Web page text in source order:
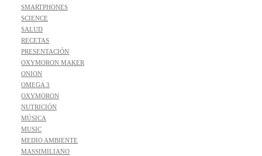
SMARTPHONES
SCIENCE
SALUD
RECETAS
PRESENTACIÓN
OXYMORON MAKER
ONION
OMEGA 3
OXYMORON
NUTRICIÓN
MÚSICA
MUSIC
MEDIO AMBIENTE
MASSIMILIANO